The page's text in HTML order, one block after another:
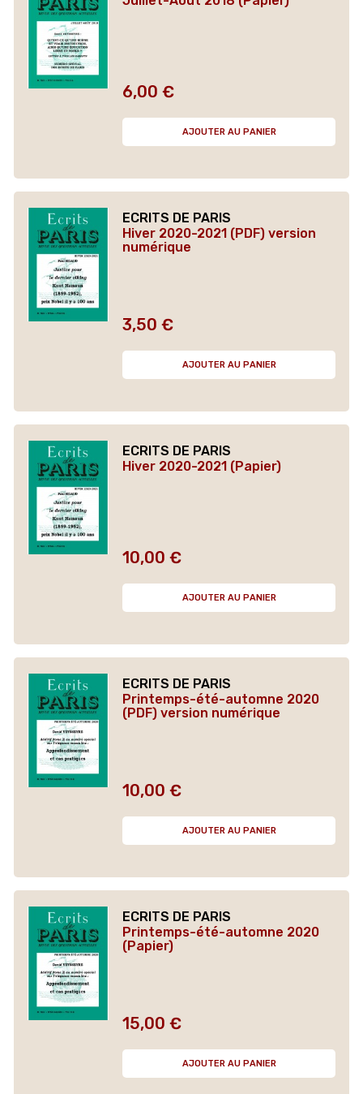
Prix
6,00 €
AJOUTER AU PANIER
ECRITS DE PARIS
Hiver 2020-2021 (PDF) version
numérique
Prix
3,50 €
AJOUTER AU PANIER
ECRITS DE PARIS
Hiver 2020-2021 (Papier)
Prix
10,00 €
AJOUTER AU PANIER
ECRITS DE PARIS
Printemps-été-automne 2020
(PDF) version numérique
Prix
10,00 €
AJOUTER AU PANIER
ECRITS DE PARIS
Printemps-été-automne 2020
(Papier)
Prix
15,00 €
AJOUTER AU PANIER